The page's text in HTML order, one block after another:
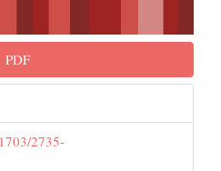
PDF
2735-